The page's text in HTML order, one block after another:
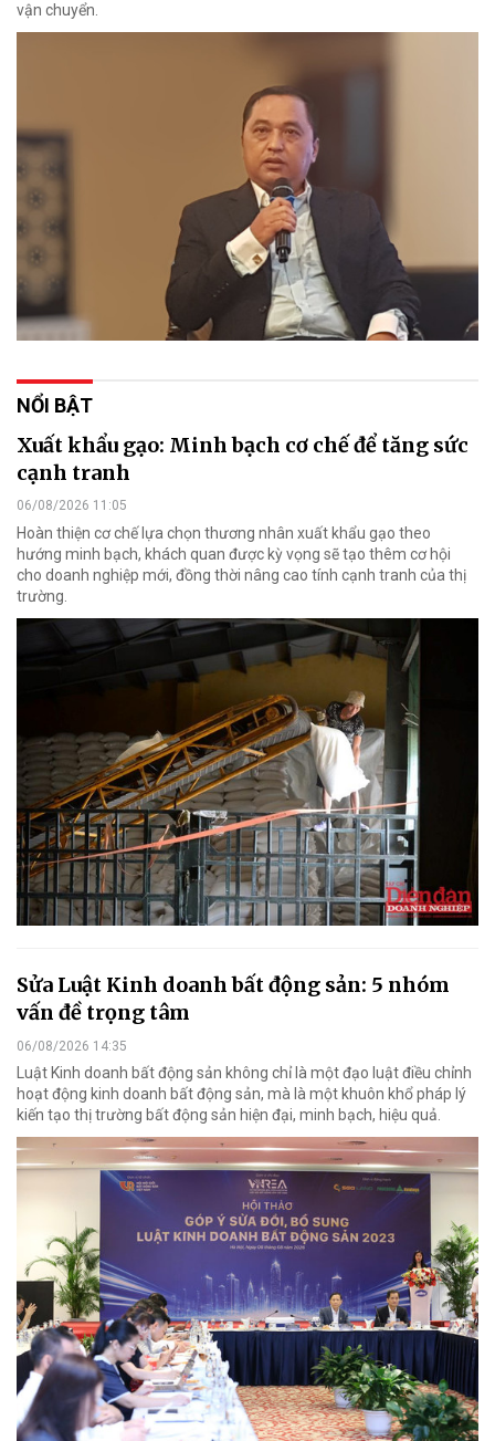
vận chuyển.
NỔI BẬT
Xuất khẩu gạo: Minh bạch cơ chế để tăng sức
cạnh tranh
06/08/2026 11:05
Hoàn thiện cơ chế lựa chọn thương nhân xuất khẩu gạo theo
hướng minh bạch, khách quan được kỳ vọng sẽ tạo thêm cơ hội
cho doanh nghiệp mới, đồng thời nâng cao tính cạnh tranh của thị
trường.
Sửa Luật Kinh doanh bất động sản: 5 nhóm
vấn đề trọng tâm
06/08/2026 14:35
Luật Kinh doanh bất động sản không chỉ là một đạo luật điều chỉnh
hoạt động kinh doanh bất động sản, mà là một khuôn khổ pháp lý
kiến tạo thị trường bất động sản hiện đại, minh bạch, hiệu quả.